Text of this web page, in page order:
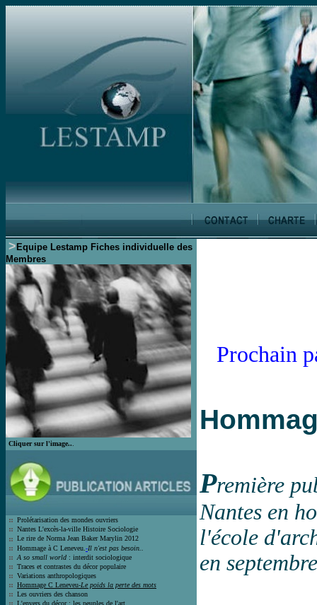
> Equipe Lestamp Fiches individuelle des
Membres
Cliquer sur l'image..
Prolétarisation des mondes ouvriers
Nantes L'excès-la-ville Histoire Sociologie
Le rire de Norma Jean Baker Marylin 2012
Hommage à C Leneveu. -Il n'est pas besoin..
A so small world : interdit sociologique
Traces et contrastes du décor populaire
Variations anthropologiques
Hommage C Leneveu-Le poids la perte des mots
Les ouvriers des chanson
L'envers du décor : les peuples de l'art
Prochain
Première
Nantes en
l'école
en